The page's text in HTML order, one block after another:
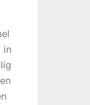
in